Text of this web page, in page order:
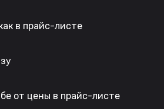
в прайс-листе
от цены в прайс-листе